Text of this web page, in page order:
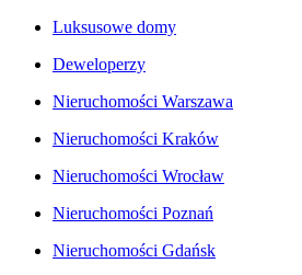
Luksusowe domy
Deweloperzy
Nieruchomości Warszawa
Nieruchomości Kraków
Nieruchomości Wrocław
Nieruchomości Poznań
Nieruchomości Gdańsk